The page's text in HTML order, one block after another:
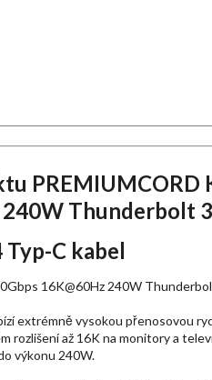
PREMIUMCORD
Thunderbolt
Typ-C kabel
16K@60Hz 240W
extrémně vysokou přenosovou
rozlišení až 16K na monitory a
výkonu 240W.